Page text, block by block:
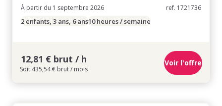
À partir du 1 septembre 2026
ref. 1721736
2 enfants, 3 ans, 6 ans10 heures / semaine
12,81 € brut / h
Soit 435,54 € brut / mois
Voir l'offre